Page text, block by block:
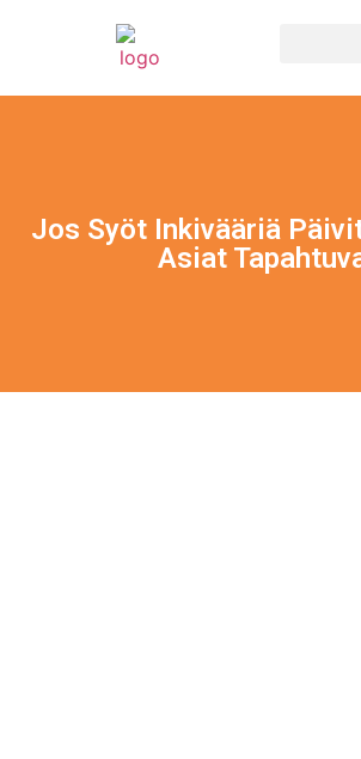
Jos Syöt Inkivääriä
Asiat